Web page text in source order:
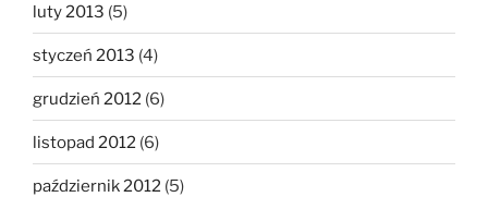
luty 2013 (5)
styczeń 2013 (4)
grudzień 2012 (6)
listopad 2012 (6)
październik 2012 (5)